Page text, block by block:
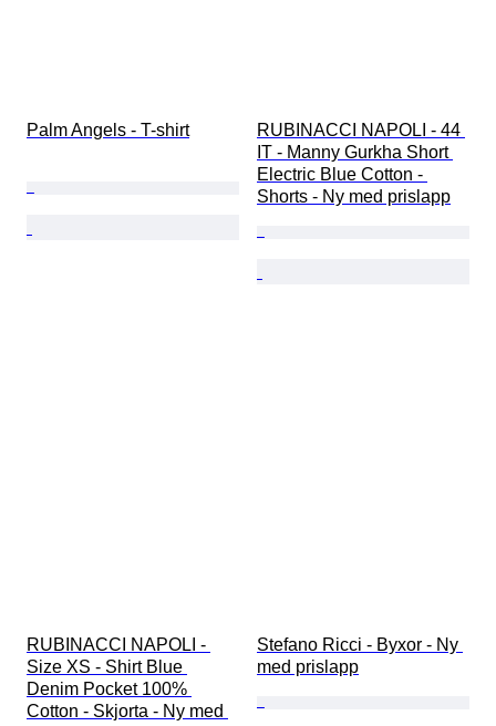
Palm Angels - T-shirt
RUBINACCI NAPOLI - 44
IT - Manny Gurkha Short
Electric Blue Cotton -
Shorts - Ny med prislapp
RUBINACCI NAPOLI -
Size XS - Shirt Blue
Denim Pocket 100%
Cotton - Skjorta - Ny med
Stefano Ricci - Byxor - Ny
med prislapp